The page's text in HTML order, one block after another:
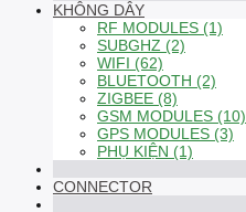
KHÔNG DÂY
RF MODULES (1)
SUBGHZ (2)
WIFI (62)
BLUETOOTH (2)
ZIGBEE (8)
GSM MODULES (10)
GPS MODULES (3)
PHỤ KIỆN (1)
CONNECTOR